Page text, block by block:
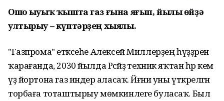
Ошо һыуыҡ ҡышта газ ғына яғып, йылы өйҙә
ултырыу – күптәрҙең хыялы.
"Газпрома" етәксеһе Алексей Миллерҙең һүҙҙәренә
ҡарағанда, 2030 йылда Рәсәйҙә техник яҡтан һәр кем
үҙ йортона газ индерә аласаҡ. Йәғни уны үткәрелгән
торбаға тоташтырыу мөмкинлеге буласаҡ. Был